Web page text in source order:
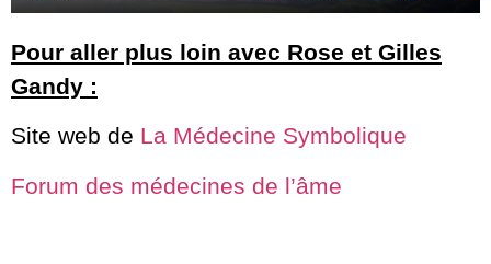
Play Mute Settings
Pour aller plus loin avec Rose et Gilles
Gandy :
Site web de La Médecine Symbolique
Forum des médecines de l’âme